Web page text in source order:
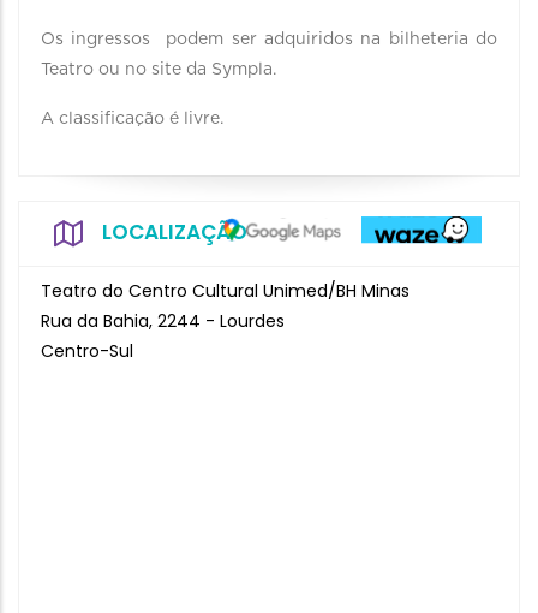
Os ingressos podem ser adquiridos na bilheteria do
Teatro ou no site da Sympla.
A classificação é livre.
LOCALIZAÇÃO
Teatro do Centro Cultural Unimed/BH Minas
Rua da Bahia, 2244 - Lourdes
Centro-Sul